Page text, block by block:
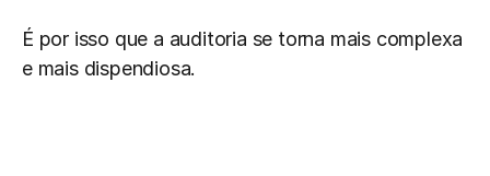
É por isso que a auditoria se torna mais complexa
e mais dispendiosa.